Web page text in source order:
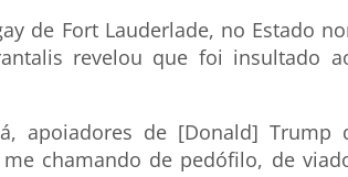
de Fort Lauderlade, no Estado
revelou que foi insultado
apoiadores de [Donald] Trump
chamando de pedófilo, de